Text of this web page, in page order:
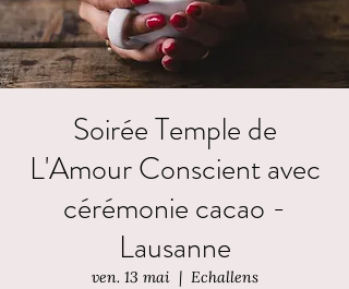
Soirée Temple de
L'Amour Conscient avec
cérémonie cacao -
Lausanne
ven. 13 mai
  |
Echallens